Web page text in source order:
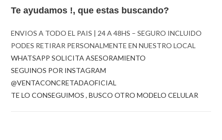
Te ayudamos !, que estas buscando?
ENVIOS A TODO EL PAIS | 24 A 48HS – SEGURO INCLUIDO
PODES RETIRAR PERSONALMENTE EN NUESTRO LOCAL
WHATSAPP SOLICITA ASESORAMIENTO
SEGUINOS POR INSTAGRAM
@VENTACONCRETADAOFICIAL
TE LO CONSEGUIMOS , BUSCO OTRO MODELO CELULAR